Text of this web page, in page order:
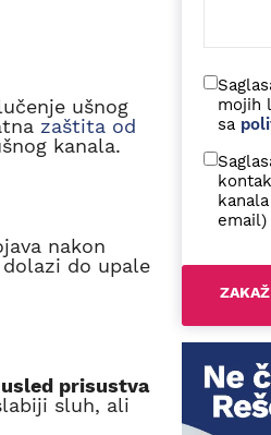
ušnog
zaštita od
kanala.
nakon
do upale
prisustva
sluh, ali
mojih
sa